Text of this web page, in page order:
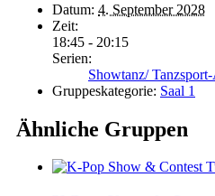
Datum: 4. September 2028
Zeit:
18:45 - 20:15
Serien:
Showtanz/
Gruppeskategorie: Saal 1
Ähnliche Gruppen